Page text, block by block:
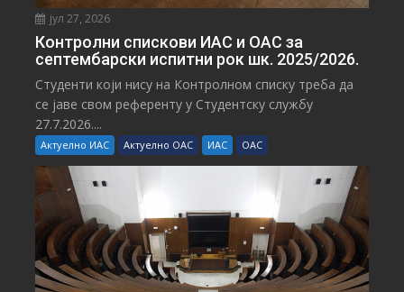
јул 27, 2026
Контролни спискови ИАС и ОАС за
септембарски испитни рок шк. 2025/2026.
Студенти који нису на Контролном списку треба да
се јаве свом референту у Студентску службу
27.7.2026....
Актуелно ИАС Актуелно ОАС ИАС ОАС